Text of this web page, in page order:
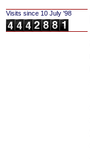
Visits since 10 July '98